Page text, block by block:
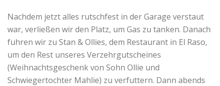
Nachdem jetzt alles rutschfest in der Garage verstaut
war, verließen wir den Platz, um Gas zu tanken. Danach
fuhren wir zu Stan & Ollies, dem Restaurant in El Raso,
um den Rest unseres Verzehrgutscheines
(Weihnachtsgeschenk von Sohn Ollie und
Schwiegertochter Mahlie) zu verfuttern. Dann abends